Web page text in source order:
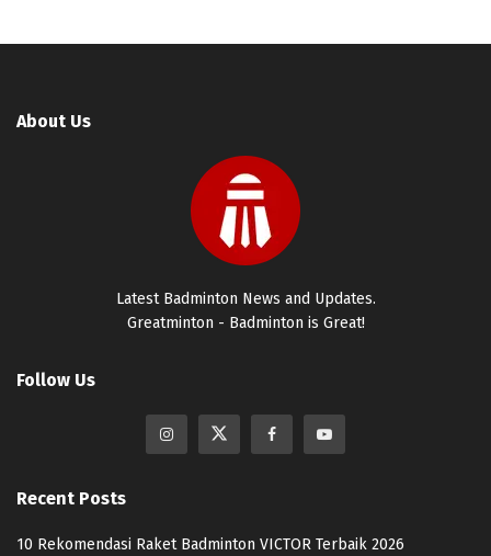
About Us
Latest Badminton News and Updates.
Greatminton - Badminton is Great!
Follow Us
Recent Posts
10 Rekomendasi Raket Badminton VICTOR Terbaik 2026